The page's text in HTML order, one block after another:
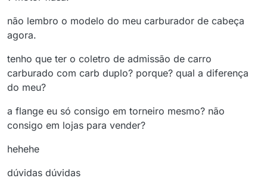
não lembro o modelo do meu carburador de cabeça
agora.
tenho que ter o coletro de admissão de carro
carburado com carb duplo? porque? qual a diferença
do meu?
a flange eu só consigo em torneiro mesmo? não
consigo em lojas para vender?
hehehe
dúvidas dúvidas